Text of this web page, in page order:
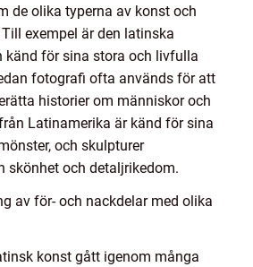
de olika typerna av konst och
exempel är den latinska
känd för sina stora och livfulla
fotografi ofta används för att
historier om människor och
Latinamerika är känd för sina
och skulpturer
skönhet och detaljrikedom.
av för- och nackdelar med olika
konst gått igenom många